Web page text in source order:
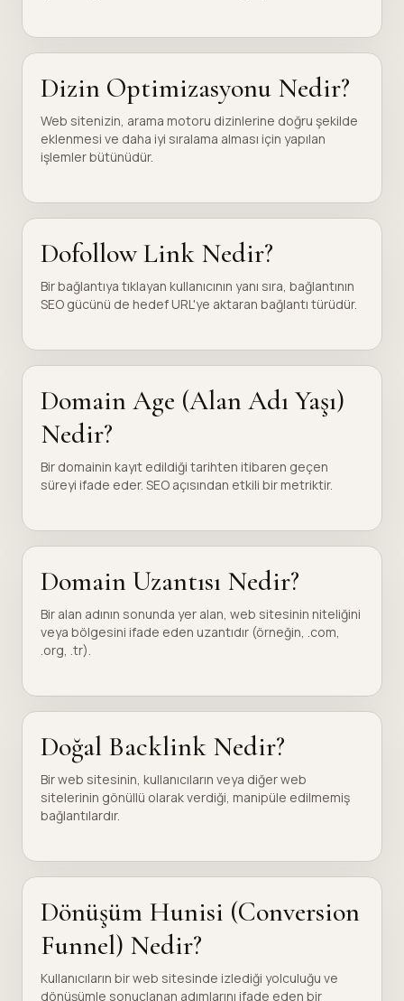
Dizin Optimizasyonu Nedir?
Web sitenizin, arama motoru dizinlerine doğru şekilde
eklenmesi ve daha iyi sıralama alması için yapılan
işlemler bütünüdür.
Dofollow Link Nedir?
Bir bağlantıya tıklayan kullanıcının yanı sıra, bağlantının
SEO gücünü de hedef URL'ye aktaran bağlantı türüdür.
Domain Age (Alan Adı Yaşı)
Nedir?
Bir domainin kayıt edildiği tarihten itibaren geçen
süreyi ifade eder. SEO açısından etkili bir metriktir.
Domain Uzantısı Nedir?
Bir alan adının sonunda yer alan, web sitesinin niteliğini
veya bölgesini ifade eden uzantıdır (örneğin, .com,
.org, .tr).
Doğal Backlink Nedir?
Bir web sitesinin, kullanıcıların veya diğer web
sitelerinin gönüllü olarak verdiği, manipüle edilmemiş
bağlantılardır.
Dönüşüm Hunisi (Conversion
Funnel) Nedir?
Kullanıcıların bir web sitesinde izlediği yolculuğu ve
dönüşümle sonuçlanan adımlarını ifade eden bir